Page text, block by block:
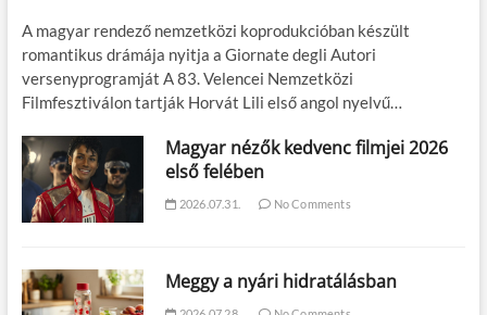
A magyar rendező nemzetközi koprodukcióban készült
romantikus drámája nyitja a Giornate degli Autori
versenyprogramját A 83. Velencei Nemzetközi
Filmfesztiválon tartják Horvát Lili első angol nyelvű…
Magyar nézők kedvenc filmjei 2026
első felében
2026.07.31. No Comments
Meggy a nyári hidratálásban